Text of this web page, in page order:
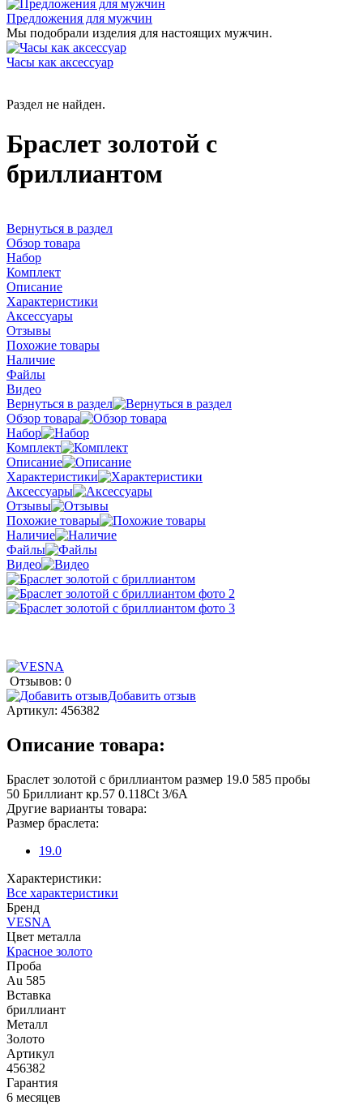
Предложения для мужчин
Мы подобрали изделия для настоящих мужчин.
Часы как аксессуар
Раздел не найден.
Браслет золотой с
бриллиантом
Вернуться в раздел
Обзор товара
Набор
Комплект
Описание
Характеристики
Аксессуары
Отзывы
Похожие товары
Наличие
Файлы
Видео
Вернуться в раздел
Обзор товара
Набор
Комплект
Описание
Характеристики
Аксессуары
Отзывы
Похожие товары
Наличие
Файлы
Видео
Отзывов: 0
Добавить отзыв
Артикул: 456382
Описание товара:
Браслет золотой с бриллиантом размер 19.0 585 пробы
50 Бриллиант кр.57 0.118Ct 3/6А
Другие варианты товара:
Размер браслета:
19.0
Характеристики:
Все характеристики
Бренд
VESNA
Цвет металла
Красное золото
Проба
Au 585
Вставка
бриллиант
Металл
Золото
Артикул
456382
Гарантия
6 месяцев